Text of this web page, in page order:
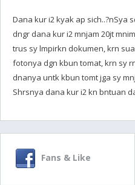
Dana kur i2 kyak ap sich..?nSya
dngr dana kur i2 mnjam 20jt
trus sy lmpirkn dokumen, krn
fotonya dgn kbun tomat, krn sy
dnanya untk kbun tomt jga sy
Shrsnya dana kur i2 kn bntuan
Fans & Like